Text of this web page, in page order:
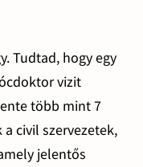
Tudtad, hogy egy
vizit
több mint 7
civil szervezetek,
jelentős